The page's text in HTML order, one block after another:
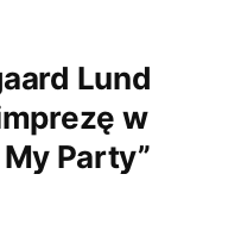
Lund
w
Party”